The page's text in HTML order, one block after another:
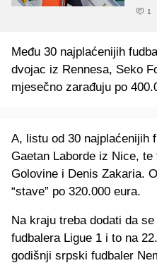
1
Među 30 najplaćenijih
dvojac iz Rennesa, Seko
mjesečno zarađuju po
A, listu od 30 najplaćenijih
Gaetan Laborde iz Nice,
Golovine i Denis Zakaria.
“stave” po 320.000 eura.
Na kraju treba dodati da
fudbalera Ligue 1 i to na
godišnji srpski fudbaler